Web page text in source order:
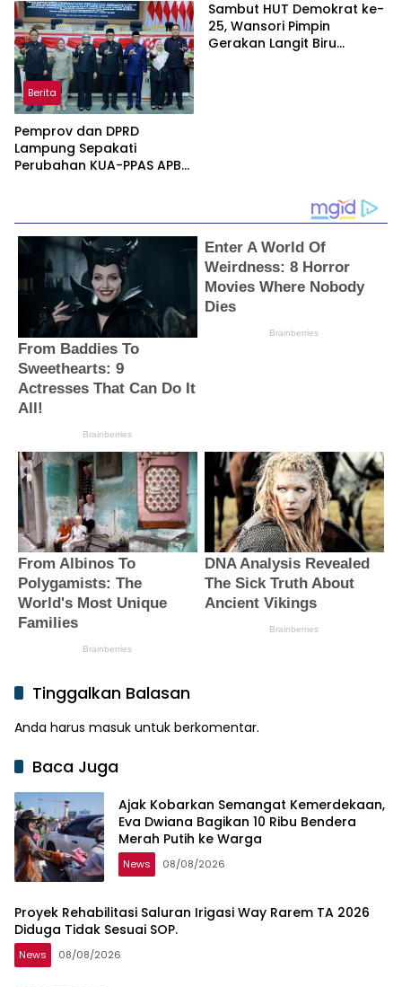
Berujung Laporan ke Polisi Karakter Generasi Muda
Berita
Pemprov dan DPRD
Lampung Sepakati
Perubahan KUA-PPAS APBD
Sambut HUT Demokrat ke-
25, Wansori Pimpin
Gerakan Langit Biru
Tinggalkan Balasan
Anda harus masuk untuk berkomentar.
Baca Juga
Ajak Kobarkan Semangat Kemerdekaan,
Eva Dwiana Bagikan 10 Ribu Bendera
Merah Putih ke Warga
News 08/08/2026
Proyek Rehabilitasi Saluran Irigasi Way Rarem TA 2026
Diduga Tidak Sesuai SOP.
News 08/08/2026